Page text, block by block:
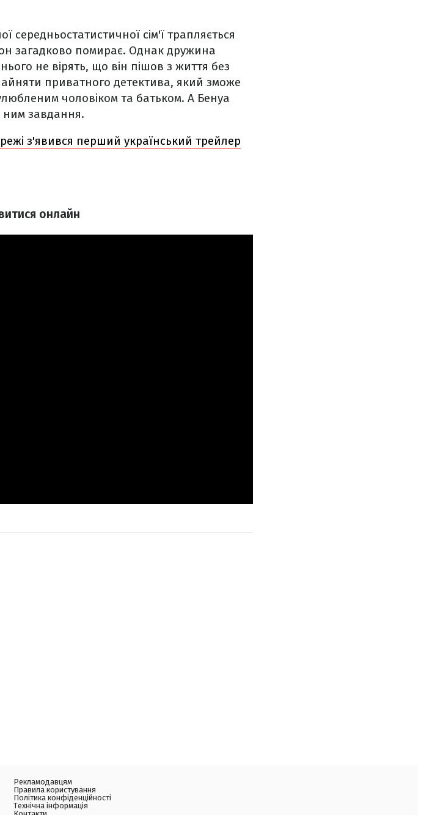
середньостатистичної сім'ї трапляється
загадково помирає. Однак дружина
не вірять, що він пішов з життя без
приватного детектива, який зможе
чоловіком та батьком. А Бенуа
ним завдання.
з'явився перший український трейлер
онлайн
Рекламодавцям
Правила користування
Політика конфіденційності
Технічна інформація